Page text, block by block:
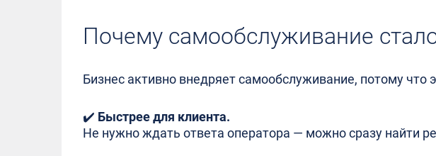
Почему самообслуживание
Бизнес активно внедряет самообслуживание, потому что
✔️ Быстрее для клиента.
Не нужно ждать ответа оператора — можно сразу найти